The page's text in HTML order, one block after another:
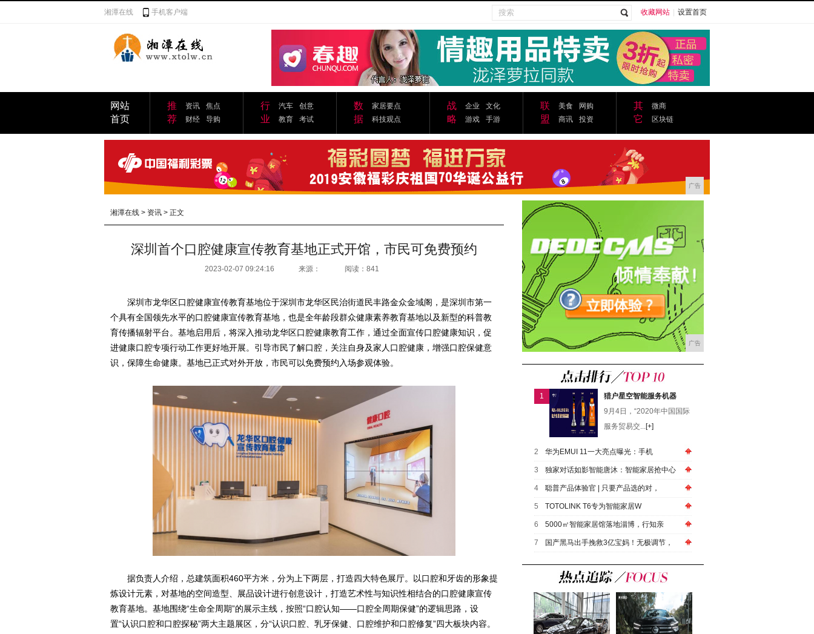
湘潭在线 手机客户端 收藏网站 设置首页
网站
首页
推
荐
资讯
焦点
财经
导购
行
业
汽车
创意
教育
考试
数
据
家居要点
科技观点
战
略
企业
文化
游戏
手游
联
盟
美食
网购
商讯
投资
其
它
微商
区块链
广告
湘潭在线 > 资讯 > 正文
深圳首个口腔健康宣传教育基地正式开馆，市民可免费预约
2023-02-07 09:24:16 来源： 阅读：841
深圳市龙华区口腔健康宣传教育基地位于深圳市龙华区民治街道民丰路金众金域阁，是深圳市第一
个具有全国领先水平的口腔健康宣传教育基地，也是全年龄段群众健康素养教育基地以及新型的科普教
育传播辐射平台。基地启用后，将深入推动龙华区口腔健康教育工作，通过全面宣传口腔健康知识，促
进健康口腔专项行动工作更好地开展。引导市民了解口腔，关注自身及家人口腔健康，增强口腔保健意
识，保障生命健康。基地已正式对外开放，市民可以免费预约入场参观体验。
据负责人介绍，总建筑面积460平方米，分为上下两层，打造四大特色展厅。以口腔和牙齿的形象提
炼设计元素，对基地的空间造型、展品设计进行创意设计，打造艺术性与知识性相结合的口腔健康宣传
教育基地。基地围绕“生命全周期”的展示主线，按照“口腔认知——口腔全周期保健”的逻辑思路，设
置“认识口腔和口腔探秘”两大主题展区，分“认识口腔、乳牙保健、口腔维护和口腔修复”四大板块内容。
广告
1
猎户星空智能服务机器
9月4日，“2020年中国国际
服务贸易交...[+]
2 华为EMUI 11一大亮点曝光：手机
3 独家对话如影智能唐沐：智能家居抢中心
4 聪普产品体验官 | 只要产品选的对，
5 TOTOLINK T6专为智能家居W
6 5000㎡智能家居馆落地淄博，行知亲
7 国产黑马出手挽救3亿宝妈！无极调节，